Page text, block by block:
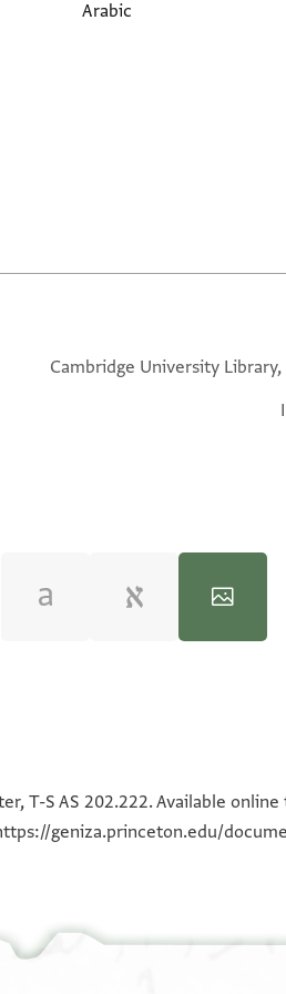
Arabic
Cambridge University
T-S AS 202.222. Available
geniza.princeton.edu/